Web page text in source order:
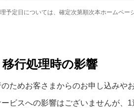
予定日については、確定次第順次本ホームペ
移行処理時の影響
のためお客さまからのお申し込みや
ビスへの影響はございませんが、